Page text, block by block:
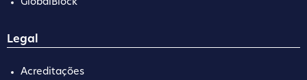
GlobalBlock
Legal
Acreditações